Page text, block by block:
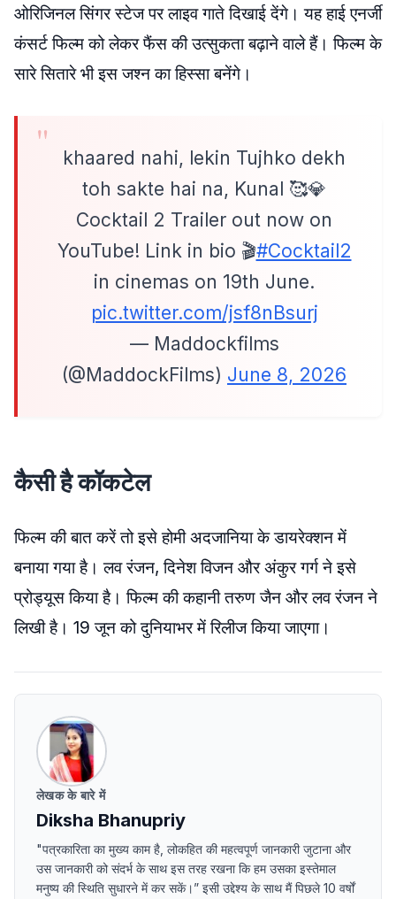
ओरिजिनल सिंगर स्टेज पर लाइव गाते दिखाई देंगे। यह हाई एनर्जी
कंसर्ट फिल्म को लेकर फैंस की उत्सुकता बढ़ाने वाले हैं। फिल्म के
सारे सितारे भी इस जश्न का हिस्सा बनेंगे।
khaared nahi, lekin Tujhko dekh
toh sakte hai na, Kunal 🥰💎
Cocktail 2 Trailer out now on
YouTube! Link in bio 🎬#Cocktail2
in cinemas on 19th June.
pic.twitter.com/jsf8nBsurj
— Maddockfilms
(@MaddockFilms) June 8, 2026
कैसी है कॉकटेल
फिल्म की बात करें तो इसे होमी अदजानिया के डायरेक्शन में
बनाया गया है। लव रंजन, दिनेश विजन और अंकुर गर्ग ने इसे
प्रोड्यूस किया है। फिल्म की कहानी तरुण जैन और लव रंजन ने
लिखी है। 19 जून को दुनियाभर में रिलीज किया जाएगा।
लेखक के बारे में
Diksha Bhanupriy
"पत्रकारिता का मुख्य काम है, लोकहित की महत्वपूर्ण जानकारी जुटाना और
उस जानकारी को संदर्भ के साथ इस तरह रखना कि हम उसका इस्तेमाल
मनुष्य की स्थिति सुधारने में कर सकें।” इसी उद्देश्य के साथ मैं पिछले 10 वर्षों